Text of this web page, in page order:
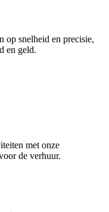
op snelheid en precisie,
en geld.
met onze
de verhuur.